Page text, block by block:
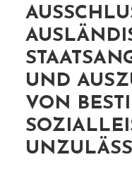
UND
VON